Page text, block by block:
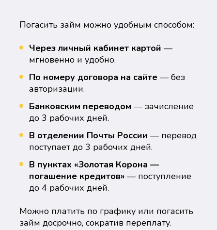
Погасить займ можно удобным способом:
Через личный кабинет картой —
мгновенно и удобно.
По номеру договора на сайте — без
авторизации.
Банковским переводом — зачисление
до 3 рабочих дней.
В отделении Почты России — перевод
поступает до 3 рабочих дней.
В пунктах «Золотая Корона —
погашение кредитов» — поступление
до 4 рабочих дней.
Можно платить по графику или погасить
займ досрочно, сократив переплату.